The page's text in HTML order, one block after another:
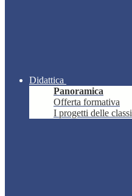
Didattica
Panoramica
Offerta formativa
I progetti delle classi